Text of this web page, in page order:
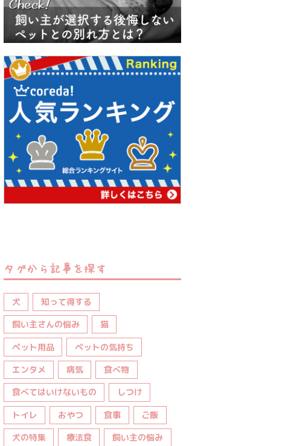
タグから記事を探す
犬
知って得する
飼い主さんの悩み
猫
ペット用品
ペットの気持ち
エンタメ
病気
食べ物
食べてはいけないもの
しつけ
トイレ
おやつ 食事
ご飯
犬の特集
療法食
飼い主の悩み